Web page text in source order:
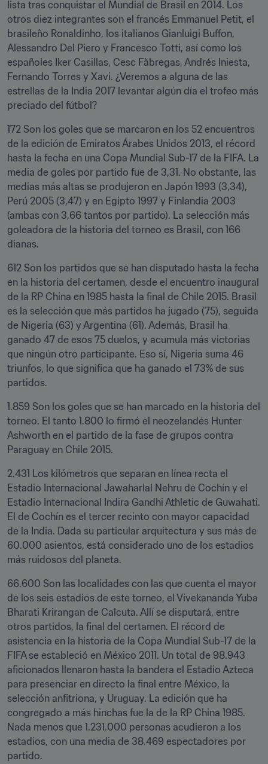
lista tras conquistar el Mundial de Brasil en 2014. Los
otros diez integrantes son el francés Emmanuel Petit, el
brasileño Ronaldinho, los italianos Gianluigi Buffon,
Alessandro Del Piero y Francesco Totti, así como los
españoles Iker Casillas, Cesc Fàbregas, Andrés Iniesta,
Fernando Torres y Xavi. ¿Veremos a alguna de las
estrellas de la India 2017 levantar algún día el trofeo más
preciado del fútbol?
172 Son los goles que se marcaron en los 52 encuentros
de la edición de Emiratos Árabes Unidos 2013, el récord
hasta la fecha en una Copa Mundial Sub-17 de la FIFA. La
media de goles por partido fue de 3,31. No obstante, las
medias más altas se produjeron en Japón 1993 (3,34),
Perú 2005 (3,47) y en Egipto 1997 y Finlandia 2003
(ambas con 3,66 tantos por partido). La selección más
goleadora de la historia del torneo es Brasil, con 166
dianas.
612 Son los partidos que se han disputado hasta la fecha
en la historia del certamen, desde el encuentro inaugural
de la RP China en 1985 hasta la final de Chile 2015. Brasil
es la selección que más partidos ha jugado (75), seguida
de Nigeria (63) y Argentina (61). Además, Brasil ha
ganado 47 de esos 75 duelos, y acumula más victorias
que ningún otro participante. Eso sí, Nigeria suma 46
triunfos, lo que significa que ha ganado el 73% de sus
partidos.
1.859 Son los goles que se han marcado en la historia del
torneo. El tanto 1.800 lo firmó el neozelandés Hunter
Ashworth en el partido de la fase de grupos contra
Paraguay en Chile 2015.
2.431 Los kilómetros que separan en línea recta el
Estadio Internacional Jawaharlal Nehru de Cochín y el
Estadio Internacional Indira Gandhi Athletic de Guwahati.
El de Cochín es el tercer recinto con mayor capacidad
de la India. Dada su particular arquitectura y sus más de
60.000 asientos, está considerado uno de los estadios
más ruidosos del planeta.
66.600 Son las localidades con las que cuenta el mayor
de los seis estadios de este torneo, el Vivekananda Yuba
Bharati Krirangan de Calcuta. Allí se disputará, entre
otros partidos, la final del certamen. El récord de
asistencia en la historia de la Copa Mundial Sub-17 de la
FIFA se estableció en México 2011. Un total de 98.943
aficionados llenaron hasta la bandera el Estadio Azteca
para presenciar en directo la final entre México, la
selección anfitriona, y Uruguay. La edición que ha
congregado a más hinchas fue la de la RP China 1985.
Nada menos que 1.231.000 personas acudieron a los
estadios, con una media de 38.469 espectadores por
partido.